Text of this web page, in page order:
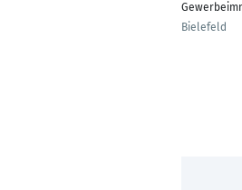
Bielefeld